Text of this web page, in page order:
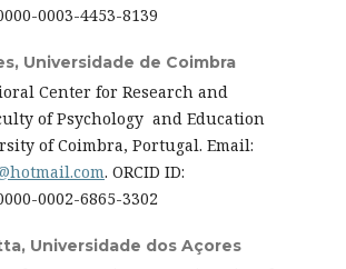
0003-4453-8139
Universidade de Coimbra
Center for Research and
of Psychology and Education
of Coimbra, Portugal. Email:
. ORCID ID:
0002-6865-3302
Universidade dos Açores